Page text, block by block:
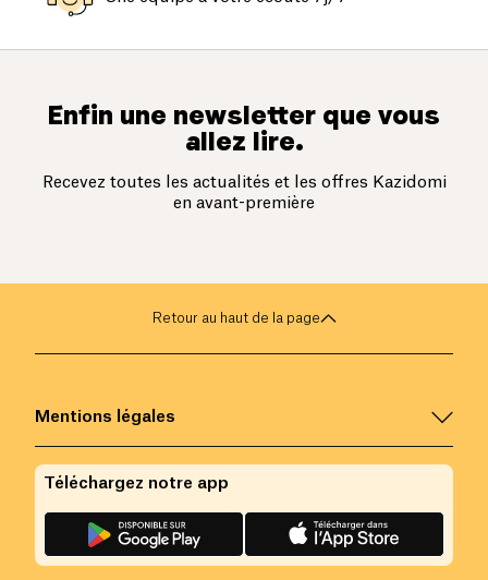
Enfin une newsletter que vous
allez lire.
Recevez toutes les actualités et les offres Kazidomi
en avant-première
Retour au haut de la page
Mentions légales
Téléchargez notre app